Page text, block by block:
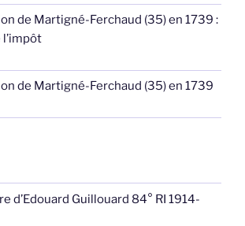
de Martigné-Ferchaud (35) en 1739 :
de Martigné-Ferchaud (35) en 1739
d’Edouard Guillouard 84° RI 1914-